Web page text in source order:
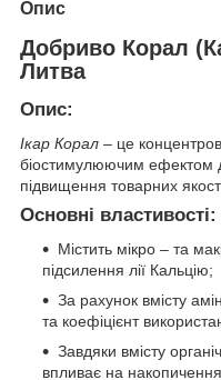
Опис
Добриво Корал
Литва
Опис:
Ікар Корал – це
біостимулюючим ефектом
підвищення товарних
Основні властивості:
Містить мікро – та
підсилення лії Кальцію;
За рахунок вмісту
та коефіцієнт
Завдяки вмісту
впливає на накопичення